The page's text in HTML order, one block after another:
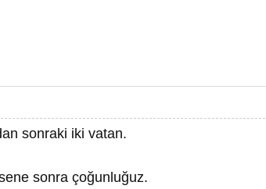
sonraki iki vatan.
sonra çoğunluğuz.